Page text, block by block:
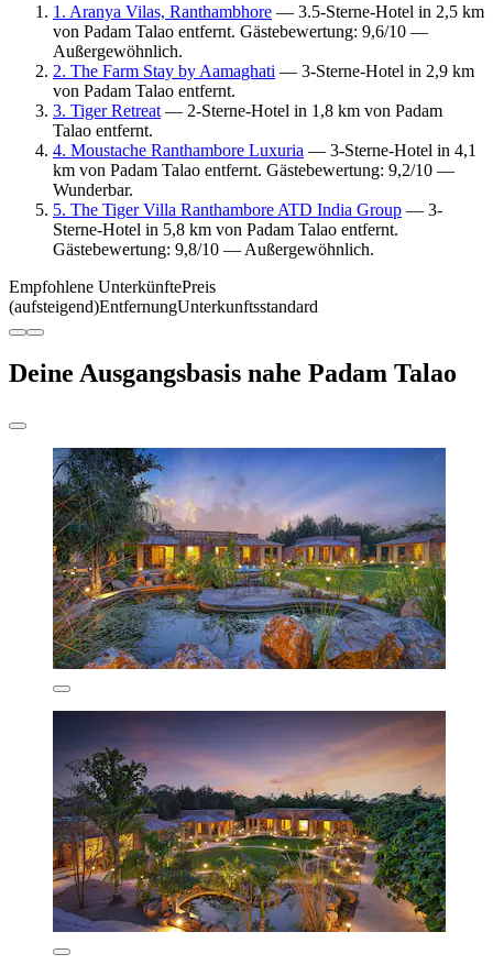
1. Aranya Vilas, Ranthambhore — 3.5-Sterne-Hotel in 2,5 km
von Padam Talao entfernt. Gästebewertung: 9,6/10 —
Außergewöhnlich.
2. The Farm Stay by Aamaghati — 3-Sterne-Hotel in 2,9 km
von Padam Talao entfernt.
3. Tiger Retreat — 2-Sterne-Hotel in 1,8 km von Padam
Talao entfernt.
4. Moustache Ranthambore Luxuria — 3-Sterne-Hotel in 4,1
km von Padam Talao entfernt. Gästebewertung: 9,2/10 —
Wunderbar.
5. The Tiger Villa Ranthambore ATD India Group — 3-
Sterne-Hotel in 5,8 km von Padam Talao entfernt.
Gästebewertung: 9,8/10 — Außergewöhnlich.
Empfohlene UnterkünftePreis
(aufsteigend)EntfernungUnterkunftsstandard
Deine Ausgangsbasis nahe Padam Talao